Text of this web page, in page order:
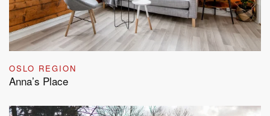
OSLO REGION
Anna’s Place